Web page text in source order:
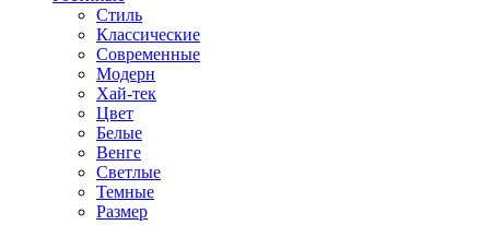
Стиль
Классические
Современные
Модерн
Хай-тек
Цвет
Белые
Венге
Светлые
Темные
Размер